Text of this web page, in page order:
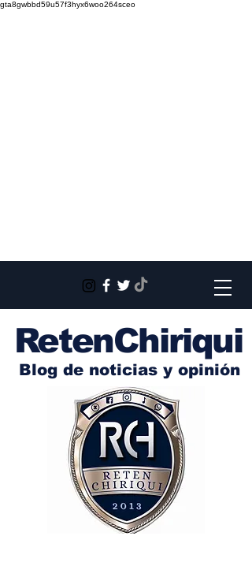
gta8gwbbd59u57f3hyx6woo264sceo
RetenChiriqui
Blog de noticias y opinión